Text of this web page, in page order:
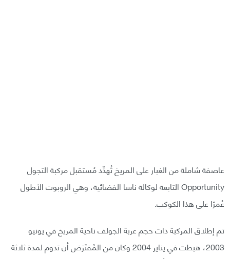
عاصفة شاملة من الغبار على المريخ تُهدِّد مُستقبل مركبة التجول
Opportunity التابعة لوكالة ناسا الفضائية، وهي الروبوت الأطول
عُمرًا على هذا الكوكب.
تم إطلاق المركبة ذات حجم عربة الجولف ناحية المريخ في يونيو
2003، هبطت في يناير 2004 وكان من المُفتَرَض أن تدوم لمدة ثلاثة